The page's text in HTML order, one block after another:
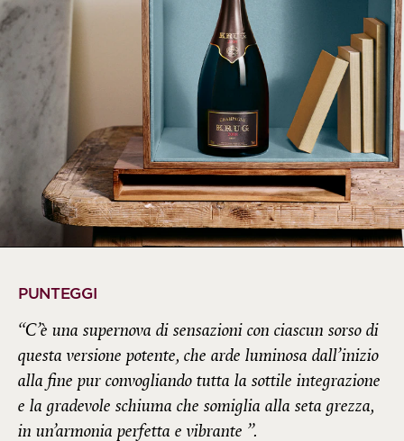
PUNTEGGI
“C’è una supernova di sensazioni con ciascun sorso di
questa versione potente, che arde luminosa dall’inizio
alla fine pur convogliando tutta la sottile integrazione
e la gradevole schiuma che somiglia alla seta grezza,
in un’armonia perfetta e vibrante ”.